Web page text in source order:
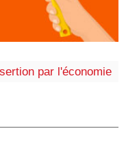
par l'économie